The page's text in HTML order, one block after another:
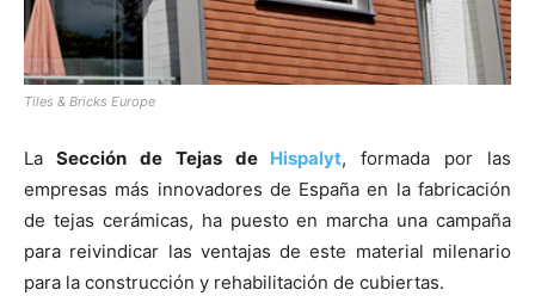
Tiles & Bricks Europe
La Sección de Tejas de Hispalyt, formada por las
empresas más innovadores de España en la fabricación
de tejas cerámicas, ha puesto en marcha una campaña
para reivindicar las ventajas de este material milenario
para la construcción y rehabilitación de cubiertas.